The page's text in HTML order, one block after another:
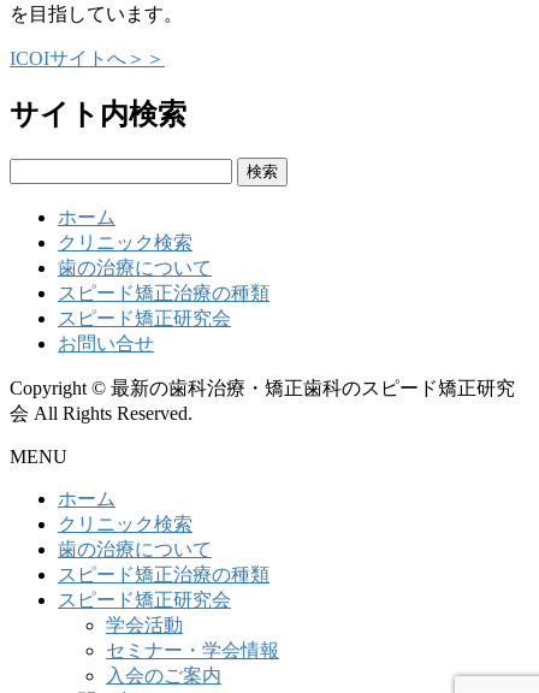
を目指しています。
ICOIサイトへ＞＞
サイト内検索
ホーム
クリニック検索
歯の治療について
スピード矯正治療の種類
スピード矯正研究会
お問い合せ
Copyright © 最新の歯科治療・矯正歯科のスピード矯正研究
会 All Rights Reserved.
MENU
ホーム
クリニック検索
歯の治療について
スピード矯正治療の種類
スピード矯正研究会
学会活動
セミナー・学会情報
入会のご案内